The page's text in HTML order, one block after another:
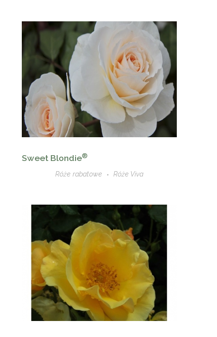
Sweet Blondie®
Róże rabatowe Róże Viva